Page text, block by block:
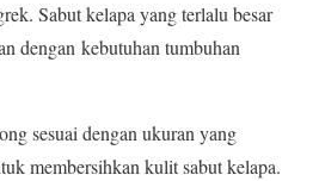
Sabut kelapa yang terlalu besar
dengan kebutuhan tumbuhan
sesuai dengan ukuran yang
membersihkan kulit sabut kelapa.